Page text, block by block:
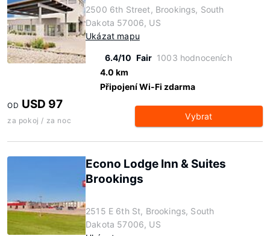
2500 6th Street, Brookings, South
Dakota 57006, US
Ukázat mapu
6.4/10 Fair 1003 hodnoceních
4.0 km
Připojení Wi-Fi zdarma
OD USD 97
za pokoj / za noc Vybrat
Econo Lodge Inn & Suites
Brookings
2515 E 6th St, Brookings, South
Dakota 57006, US